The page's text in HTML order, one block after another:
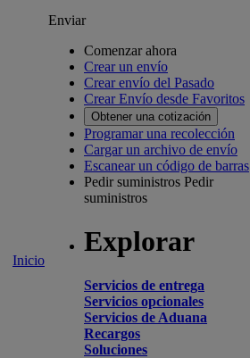
Inicio
Enviar
Comenzar ahora
Crear un envío
Crear envío del Pasado
Crear Envío desde Favoritos
Obtener una cotización
Programar una recolección
Cargar un archivo de envío
Escanear un código de barras
Pedir suministros Pedir
suministros
Explorar
Servicios de entrega
Servicios opcionales
Servicios de Aduana
Recargos
Soluciones